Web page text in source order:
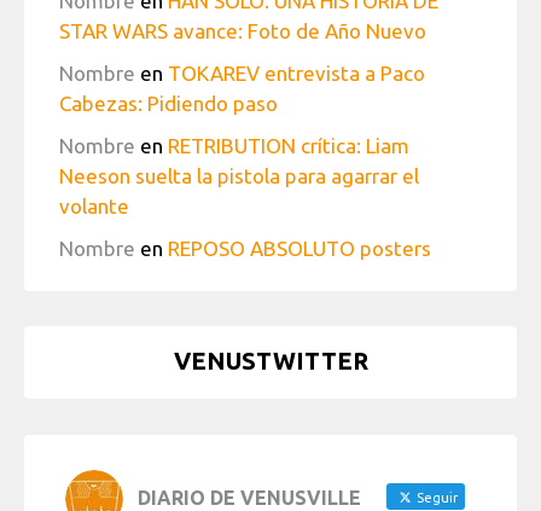
STAR WARS avance: Foto de Año Nuevo
Nombre en TOKAREV entrevista a Paco
Cabezas: Pidiendo paso
Nombre en RETRIBUTION crítica: Liam
Neeson suelta la pistola para agarrar el
volante
Nombre en REPOSO ABSOLUTO posters
VENUSTWITTER
DIARIO DE VENUSVILLE Seguir